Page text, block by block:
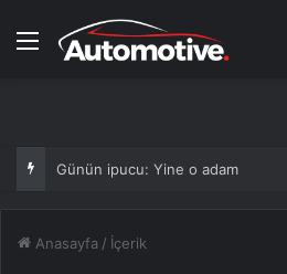
Menü
Günün ipucu: Yine o adam
Anasayfa / İçerik